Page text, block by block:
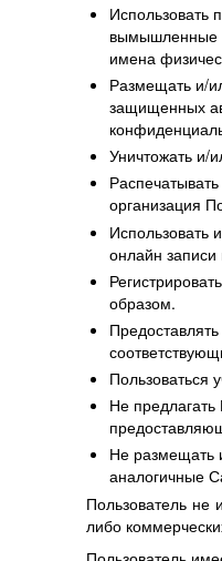
Использовать
вымышленные
имена
Размещать и/
защищенных
Уничтожать и/
организация
Использовать
онлайн записи
образом.
Пользоваться
Не
Не размещать
аналогичные
Пользователь не
либо